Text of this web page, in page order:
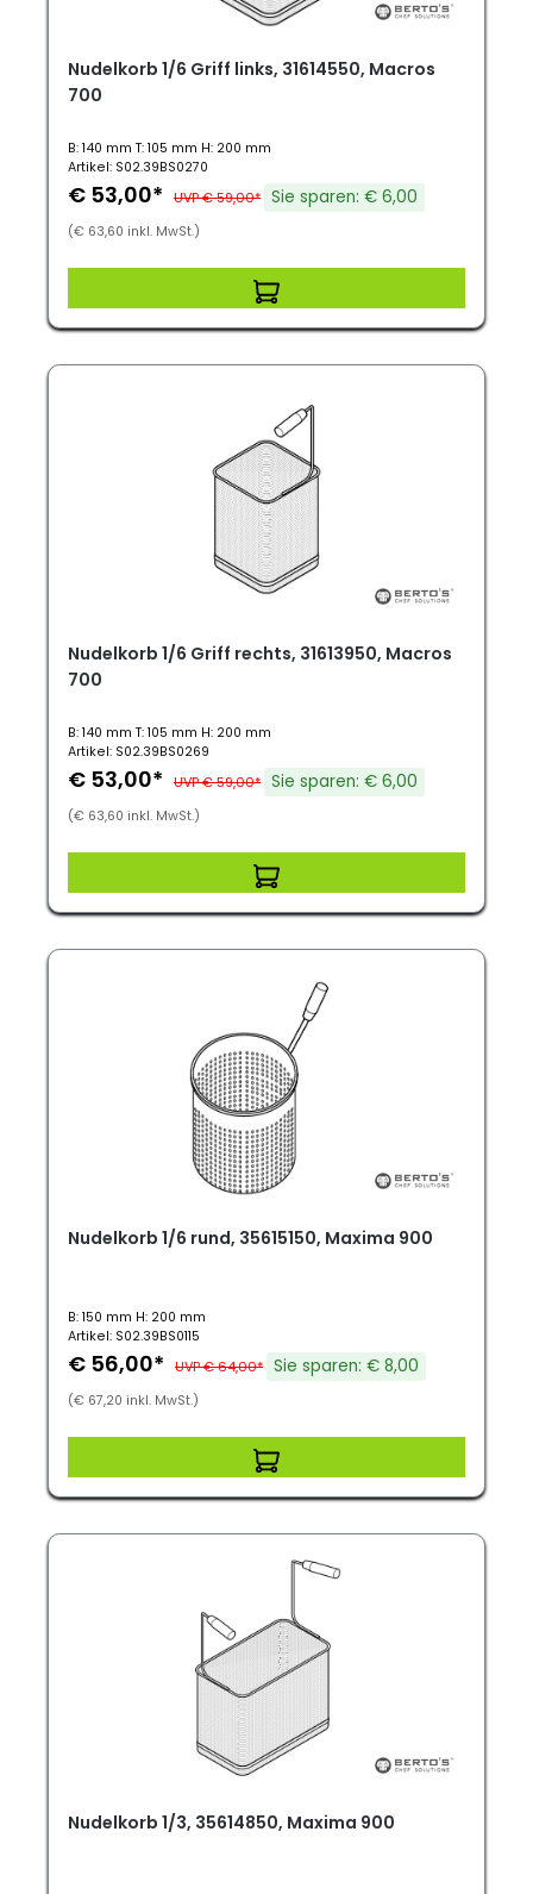
Nudelkorb 1/6 Griff links, 31614550, Macros
700
B: 140 mm T: 105 mm H: 200 mm
Artikel: S02.39BS0270
€ 53,00* UVP € 59,00* Sie sparen: € 6,00
(€ 63,60 inkl. MwSt.)
Nudelkorb 1/6 Griff rechts, 31613950, Macros
700
B: 140 mm T: 105 mm H: 200 mm
Artikel: S02.39BS0269
€ 53,00* UVP € 59,00* Sie sparen: € 6,00
(€ 63,60 inkl. MwSt.)
Nudelkorb 1/6 rund, 35615150, Maxima 900
B: 150 mm H: 200 mm
Artikel: S02.39BS0115
€ 56,00* UVP € 64,00* Sie sparen: € 8,00
(€ 67,20 inkl. MwSt.)
Nudelkorb 1/3, 35614850, Maxima 900